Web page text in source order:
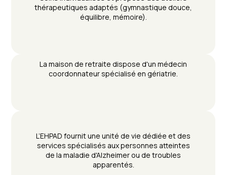
thérapeutiques adaptés (gymnastique douce,
équilibre, mémoire).
La maison de retraite dispose d'un médecin
coordonnateur spécialisé en gériatrie.
L’EHPAD fournit une unité de vie dédiée et des
services spécialisés aux personnes atteintes
de la maladie d'Alzheimer ou de troubles
apparentés.